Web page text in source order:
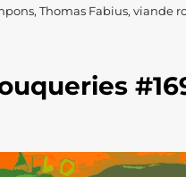
,Thomas Fabius,viande